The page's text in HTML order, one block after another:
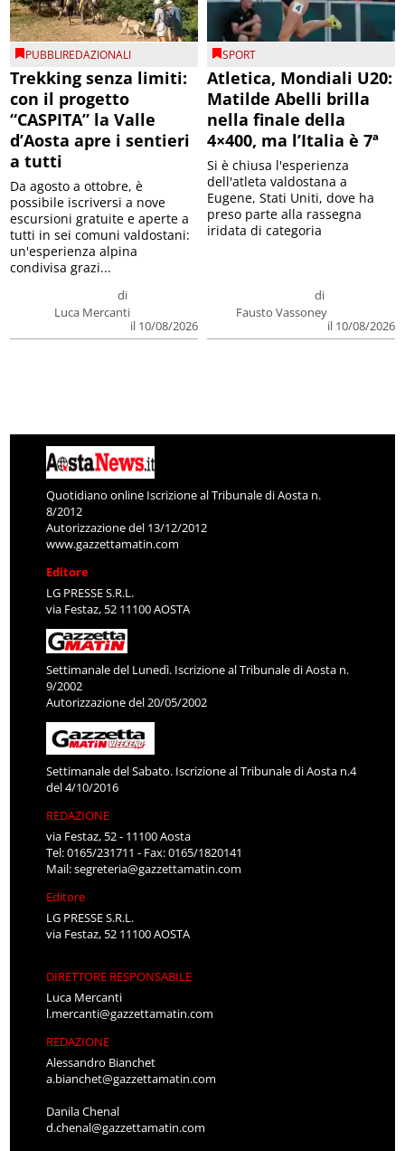
PUBBLIREDAZIONALI
Trekking senza limiti:
con il progetto
“CASPITA” la Valle
d’Aosta apre i sentieri
a tutti
di
Luca Mercanti
il 10/08/2026
Da agosto a ottobre, è
possibile iscriversi a nove
escursioni gratuite e aperte a
tutti in sei comuni valdostani:
un'esperienza alpina
condivisa grazi...
SPORT
Atletica, Mondiali U20:
Matilde Abelli brilla
nella finale della
4×400, ma l’Italia è 7ª
di
Fausto Vassoney
il 10/08/2026
Si è chiusa l'esperienza
dell'atleta valdostana a
Eugene, Stati Uniti, dove ha
preso parte alla rassegna
iridata di categoria
Quotidiano online Iscrizione al Tribunale di Aosta n.
8/2012
Autorizzazione del 13/12/2012
www.gazzettamatin.com
Editore
LG PRESSE S.R.L.
via Festaz, 52 11100 AOSTA
Settimanale del Lunedì. Iscrizione al Tribunale di Aosta n.
9/2002
Autorizzazione del 20/05/2002
Settimanale del Sabato. Iscrizione al Tribunale di Aosta n.4
del 4/10/2016
REDAZIONE
via Festaz, 52 - 11100 Aosta
Tel: 0165/231711 - Fax: 0165/1820141
Mail:segreteria@gazzettamatin.com
Editore
LG PRESSE S.R.L.
via Festaz, 52 11100 AOSTA
DIRETTORE RESPONSABILE
Luca Mercanti
l.mercanti@gazzettamatin.com
REDAZIONE
Alessandro Bianchet
a.bianchet@gazzettamatin.com
Danila Chenal
d.chenal@gazzettamatin.com